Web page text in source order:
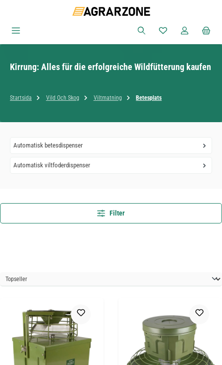
Du har 0 objekt i
Kirrung: Alles für die erfolgreiche Wildfütterung kaufen
Startsida Vild Och Skog Viltmatning Betesplats
Automatisk betesdispenser
Automatisk viltfoderdispenser
Filter